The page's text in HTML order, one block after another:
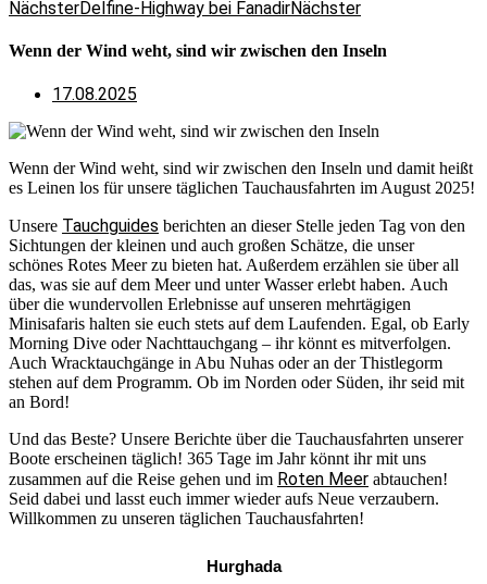
NächsterDelfine-Highway bei FanadirNächster
Wenn der Wind weht, sind wir zwischen den Inseln
17.08.2025
Wenn der Wind weht, sind wir zwischen den Inseln und damit heißt
es Leinen los für unsere täglichen Tauchausfahrten im August 2025!
Unsere Tauchguides berichten an dieser Stelle jeden Tag von den
Sichtungen der kleinen und auch großen Schätze, die unser
schönes Rotes Meer zu bieten hat. Außerdem erzählen sie über all
das, was sie auf dem Meer und unter Wasser erlebt haben. Auch
über die wundervollen Erlebnisse auf unseren mehrtägigen
Minisafaris halten sie euch stets auf dem Laufenden. Egal, ob Early
Morning Dive oder Nachttauchgang – ihr könnt es mitverfolgen.
Auch Wracktauchgänge in Abu Nuhas oder an der Thistlegorm
stehen auf dem Programm. Ob im Norden oder Süden, ihr seid mit
an Bord!
Und das Beste? Unsere Berichte über die Tauchausfahrten unserer
Boote erscheinen täglich! 365 Tage im Jahr könnt ihr mit uns
zusammen auf die Reise gehen und im Roten Meer abtauchen!
Seid dabei und lasst euch immer wieder aufs Neue verzaubern.
Willkommen zu unseren täglichen Tauchausfahrten!
Hurghada